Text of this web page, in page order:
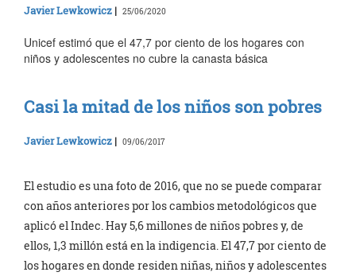
Javier Lewkowicz | 25/06/2020
Unicef estimó que el 47,7 por ciento de los hogares con
niños y adolescentes no cubre la canasta básica
Casi la mitad de los niños son pobres
Javier Lewkowicz | 09/06/2017
El estudio es una foto de 2016, que no se puede comparar
con años anteriores por los cambios metodológicos que
aplicó el Indec. Hay 5,6 millones de niños pobres y, de
ellos, 1,3 millón está en la indigencia. El 47,7 por ciento de
los hogares en donde residen niñas, niños y adolescentes